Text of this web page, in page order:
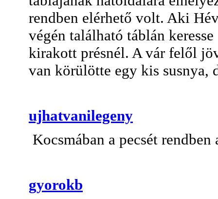
rendben elérhető volt. Aki
végén található táblán
kirakott présnél. A vár felől
van körülötte egy kis susnya,
ujhatvanilegeny
Kocsmában a pecsét
gyorokb